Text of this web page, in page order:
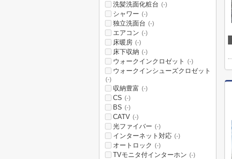
洗髪洗面化粧台 (-)
シャワー (-)
独立洗面台 (-)
エアコン (-)
床暖房 (-)
床下収納 (-)
ウォークインクロゼット (-)
ウォークインシューズクロゼット
(-)
収納豊富 (-)
CS (-)
BS (-)
CATV (-)
光ファイバー (-)
インターネット対応 (-)
オートロック (-)
TVモニタ付インターホン (-)